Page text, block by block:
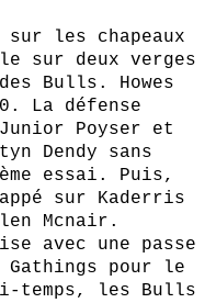
sur les chapeaux
sur deux verges
Bulls. Howes
La défense
Poyser et
Dendy sans
essai. Puis,
sur Kaderris
Mcnair.
avec une passe
Gathings pour le
temps, les Bulls